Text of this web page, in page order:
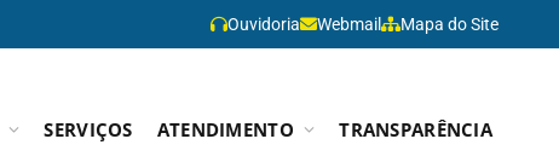
Ouvidoria Webmail Mapa do Site
SERVIÇOS ATENDIMENTO TRANSPARÊNCIA